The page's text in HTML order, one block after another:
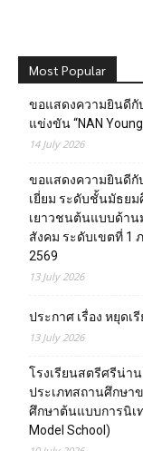
Most Popular
ขอแสดงความยินดีกั
แข่งขัน “NAN
14 July 2026
ขอแสดงความยินดีกั
เยี่ยม ระดับชั้นมัธย
เยาวชนต้นแบบด้าน
สังคม ระดับเขตที่ 1
2569
13 July 2026
ประกาศ เรื่อง หยุดเ
13 July 2026
โรงเรียนสตรีศรีน่า
ประเภทสถานศึกษา
ศึกษาต้นแบบการนิเ
Model School)